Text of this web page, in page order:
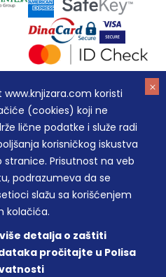
www.knjizara.com koristi
(cookies) koji ne
lične podatke i služe radi
korisničkog iskustva
stranice. Prisutnost na veb
podrazumeva da se
slažu sa korišćenjem
kolačića.
detalja o zaštiti
pročitajte u Polisa
- MAKART DOO BEOGRAD
105184104, MB: 20337524
su u dinarima. PDV je uračunat u
precizniji u opisu proizvoda,
možemo garantovati da su sve
Svi artikli prikazani na sajtu su
da su dostupni u svakom